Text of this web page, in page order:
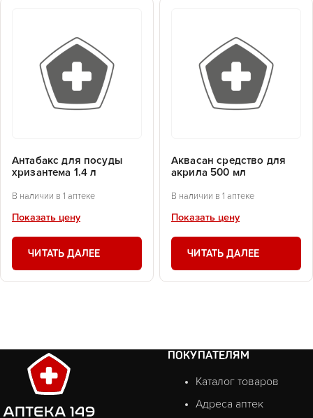
Антабакс для посуды
хризантема 1.4 л
В наличии в 1 аптеке
Показать цену
ЧИТАТЬ ДАЛЕЕ
Аквасан средство для
акрила 500 мл
В наличии в 1 аптеке
Показать цену
ЧИТАТЬ ДАЛЕЕ
ПОКУПАТЕЛЯМ
Каталог товаров
Адреса аптек